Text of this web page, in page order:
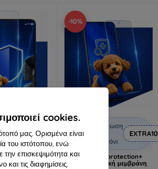
cookies.
μας. Ορισμένα είναι
του ιστότοπου, ενώ
επισκεψιμότητα και
τις διαφημίσεις.
EXTRA10
Matt
γυαλί
-10%
-10%
Έκπτωση
κουπόνι
EXTRA10
3mk Silverprotection+
προστατευτική μεμβράνη